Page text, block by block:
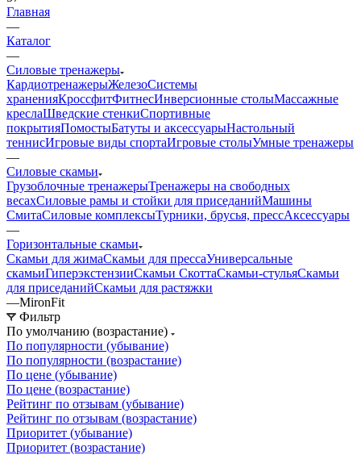
Главная
—
Каталог
—
Силовые тренажеры
КардиотренажерыЖелезоСистемы
храненияКроссфитФитнесИнверсионные столыМассажные
креслаШведские стенкиСпортивные
покрытияПомостыБатуты и аксессуарыНастольный
теннисИгровые виды спортаИгровые столыУмные тренажеры
—
Силовые скамьи
Грузоблочные тренажерыТренажеры на свободных
весахСиловые рамы и стойки для приседанийМашины
СмитаСиловые комплексыТурники, брусья, прессАксессуары
—
Горизонтальные скамьи
Скамьи для жимаСкамьи для прессаУниверсальные
скамьиГиперэкстензииСкамьи СкоттаСкамьи-стульяСкамьи
для приседанийСкамьи для растяжки
—MironFit
Фильтр
По умолчанию (возрастание)
По популярности (убывание)
По популярности (возрастание)
По цене (убывание)
По цене (возрастание)
Рейтинг по отзывам (убывание)
Рейтинг по отзывам (возрастание)
Приоритет (убывание)
Приоритет (возрастание)